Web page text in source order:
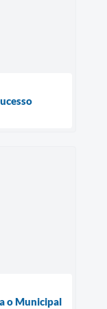
o Municipal